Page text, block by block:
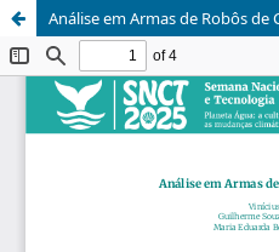
Análise em Armas de Robôs de